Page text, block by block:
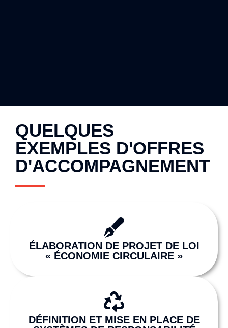
QUELQUES
EXEMPLES D'OFFRES
D'ACCOMPAGNEMENT
ÉLABORATION DE PROJET DE LOI
« ÉCONOMIE CIRCULAIRE »
DÉFINITION ET MISE EN PLACE DE